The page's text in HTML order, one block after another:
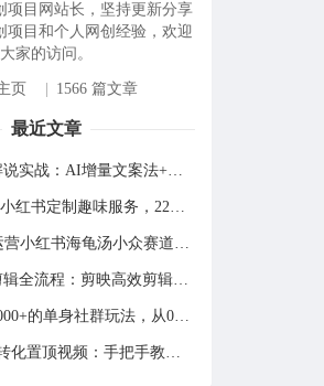
项目网站长，坚持更新分享
项目和个人网创经验，欢迎
大家的访问。
页 1566 篇文章
最近文章
剪映影视解说实战：AI增量文案法+声音克隆，快速上手精选级解说
6.88元起的小红书定制趣味服务，227天卖出2万单的实操拆解
AI自动化运营小红书海龟汤小众赛道，单号单月实测1.5w+，多账号矩阵操作全解析
影视解说剪辑全流程：剪映高效剪辑手法+音画同步实操指南
单人日入1000+的单身社群玩法，从0到1全流程拆解，零基础也能照做
3天做出高转化置顶视频：手把手教你用AI+日更稳定获客